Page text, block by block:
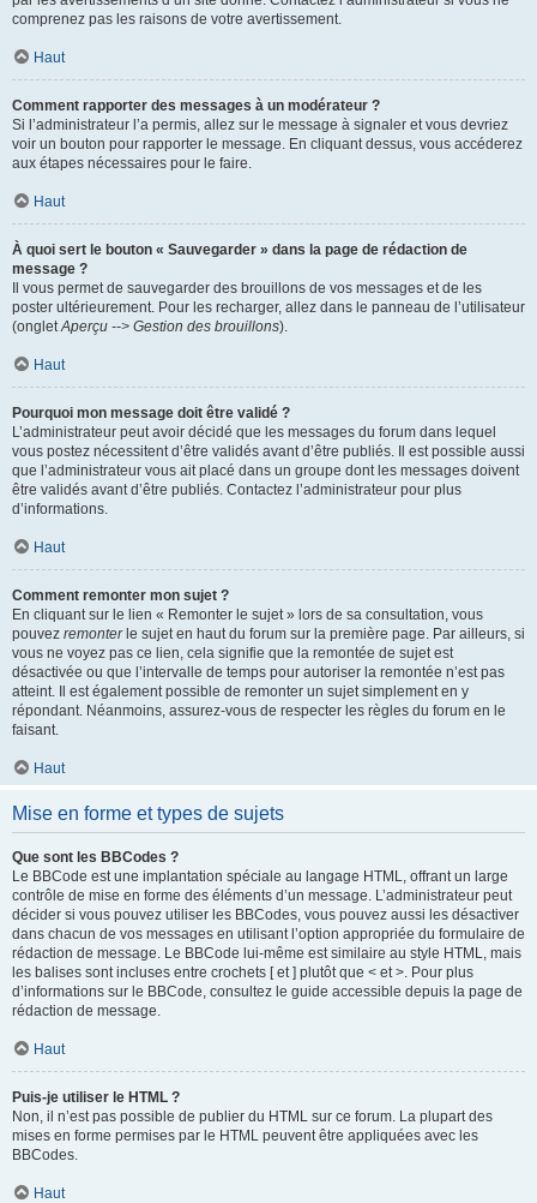
comprenez pas les raisons de votre avertissement.
Haut
Comment rapporter des messages à un modérateur ?
Si l’administrateur l’a permis, allez sur le message à signaler et vous devriez
voir un bouton pour rapporter le message. En cliquant dessus, vous accéderez
aux étapes nécessaires pour le faire.
Haut
À quoi sert le bouton « Sauvegarder » dans la page de rédaction de
message ?
Il vous permet de sauvegarder des brouillons de vos messages et de les
poster ultérieurement. Pour les recharger, allez dans le panneau de l’utilisateur
(ongletAperçu --> Gestion des brouillons).
Haut
Pourquoi mon message doit être validé ?
L’administrateur peut avoir décidé que les messages du forum dans lequel
vous postez nécessitent d’être validés avant d’être publiés. Il est possible aussi
que l’administrateur vous ait placé dans un groupe dont les messages doivent
être validés avant d’être publiés. Contactez l’administrateur pour plus
d’informations.
Haut
Comment remonter mon sujet ?
En cliquant sur le lien « Remonter le sujet » lors de sa consultation, vous
pouvez remonterle sujet en haut du forum sur la première page. Par ailleurs, si
vous ne voyez pas ce lien, cela signifie que la remontée de sujet est
désactivée ou que l’intervalle de temps pour autoriser la remontée n’est pas
atteint. Il est également possible de remonter un sujet simplement en y
répondant. Néanmoins, assurez-vous de respecter les règles du forum en le
faisant.
Haut
Mise en forme et types de sujets
Que sont les BBCodes ?
Le BBCode est une implantation spéciale au langage HTML, offrant un large
contrôle de mise en forme des éléments d’un message. L’administrateur peut
décider si vous pouvez utiliser les BBCodes, vous pouvez aussi les désactiver
dans chacun de vos messages en utilisant l’option appropriée du formulaire de
rédaction de message. Le BBCode lui-même est similaire au style HTML, mais
les balises sont incluses entre crochets [ et ] plutôt que < et >. Pour plus
d’informations sur le BBCode, consultez le guide accessible depuis la page de
rédaction de message.
Haut
Puis-je utiliser le HTML ?
Non, il n’est pas possible de publier du HTML sur ce forum. La plupart des
mises en forme permises par le HTML peuvent être appliquées avec les
BBCodes.
Haut